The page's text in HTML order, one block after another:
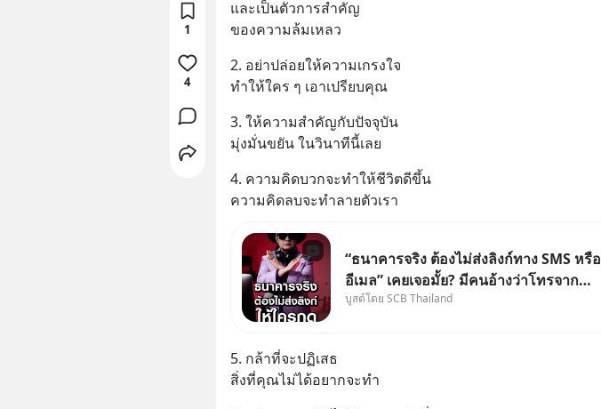
และเป็นตัวการสำคัญ
ของความล้มเหลว
2. อย่าปล่อยให้ความเกรงใจ
ทำให้ใคร ๆ เอาเปรียบคุณ
3. ให้ความสำคัญกับปัจจุบัน
มุ่งมั่นขยัน ในวินาทีนี้เลย
4. ความคิดบวกจะทำให้ชีวิตดีขึ้น
ความคิดลบจะทำลายตัวเรา
“ธนาคารจริง ต้องไม่ส่งลิงก์ทาง SMS หรือ
อีเมล” เคยเจอมั้ย? มีคนอ้างว่าโทรจาก
ธนาคาร บอกว่าบัญชีมีปัญหา แล้วให้กด
บูสต์โดย SCB Thailand
5. กล้าที่จะปฏิเสธ
สิ่งที่คุณไม่ได้อยากจะทำ
1
4